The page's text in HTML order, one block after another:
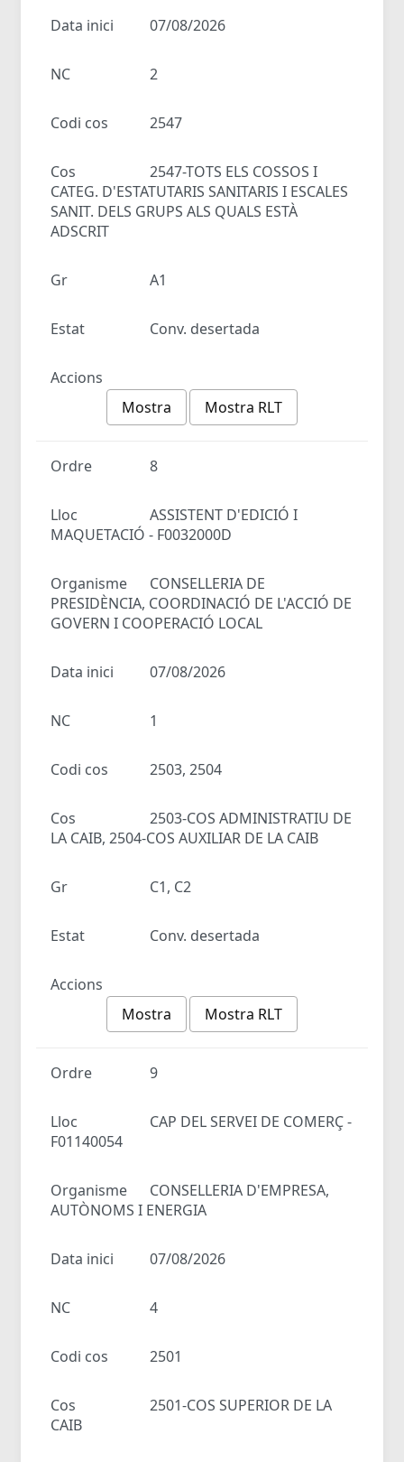
Data inici 07/08/2026
NC 2
Codi cos 2547
Cos
2547-TOTS ELS COSSOS I
CATEG. D'ESTATUTARIS SANITARIS I ESCALES
SANIT. DELS GRUPS ALS QUALS ESTÀ
ADSCRIT
Gr A1
Estat Conv. desertada
Accions
Mostra
Mostra RLT
Ordre 8
Lloc
ASSISTENT D'EDICIÓ I
MAQUETACIÓ - F0032000D
Organisme
CONSELLERIA DE
PRESIDÈNCIA, COORDINACIÓ DE L'ACCIÓ DE
GOVERN I COOPERACIÓ LOCAL
Data inici 07/08/2026
NC 1
Codi cos 2503, 2504
Cos
2503-COS ADMINISTRATIU DE
LA CAIB, 2504-COS AUXILIAR DE LA CAIB
Gr C1, C2
Estat Conv. desertada
Accions
Mostra
Mostra RLT
Ordre 9
Lloc
CAP DEL SERVEI DE COMERÇ -
F01140054
Organisme
CONSELLERIA D'EMPRESA,
AUTÒNOMS I ENERGIA
Data inici 07/08/2026
NC 4
Codi cos 2501
Cos
2501-COS SUPERIOR DE LA
CAIB